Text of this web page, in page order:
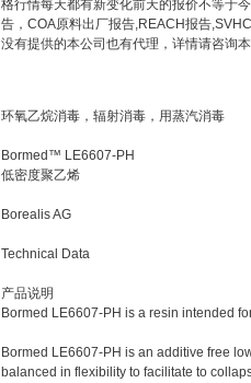
格行情每天都有新变化前天的报价不等于
告，COA原料出厂报告,REACH报告
没有提供的本公司也有代理，详情请咨
环氧乙烷消毒，辐射消毒，用蒸汽消毒
Bormed™ LE6607-PH
低密度聚乙烯
Borealis AG
Technical Data
产品说明
Bormed LE6607-PH is a resin intended
Bormed LE6607-PH is an additive free
balanced in flexibility to facilitate to